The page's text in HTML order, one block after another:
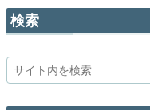
検索